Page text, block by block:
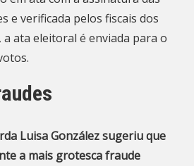
e verificada pelos fiscais dos
a ata eleitoral é enviada para o
Luisa González sugeriu que
a mais grotesca fraude